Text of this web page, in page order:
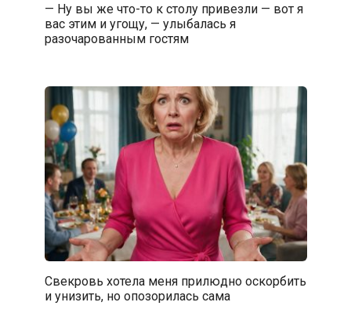
— Ну вы же что-то к столу привезли — вот я
вас этим и угощу, — улыбалась я
разочарованным гостям
Свекровь хотела меня прилюдно оскорбить
и унизить, но опозорилась сама